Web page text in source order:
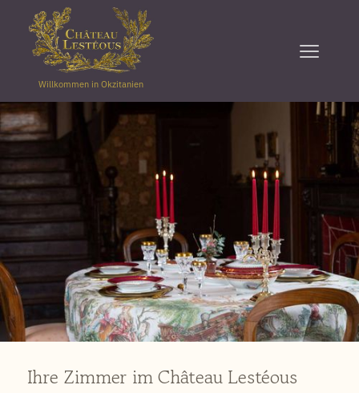
Willkommen in Okzitanien
Ihre Zimmer im Château Lestéous